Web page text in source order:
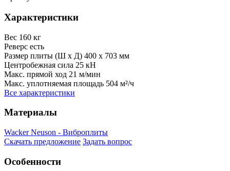
Характеристики
Вес 160 кг
Реверс есть
Размер плиты (Ш х Д) 400 x 703 мм
Центробежная сила 25 кН
Макс. прямой ход 21 м/мин
Макс. уплотняемая площадь 504 м²/ч
Все характеристики
Материалы
Wacker Neuson - Виброплиты
Скачать предложение Задать вопрос
Особенности